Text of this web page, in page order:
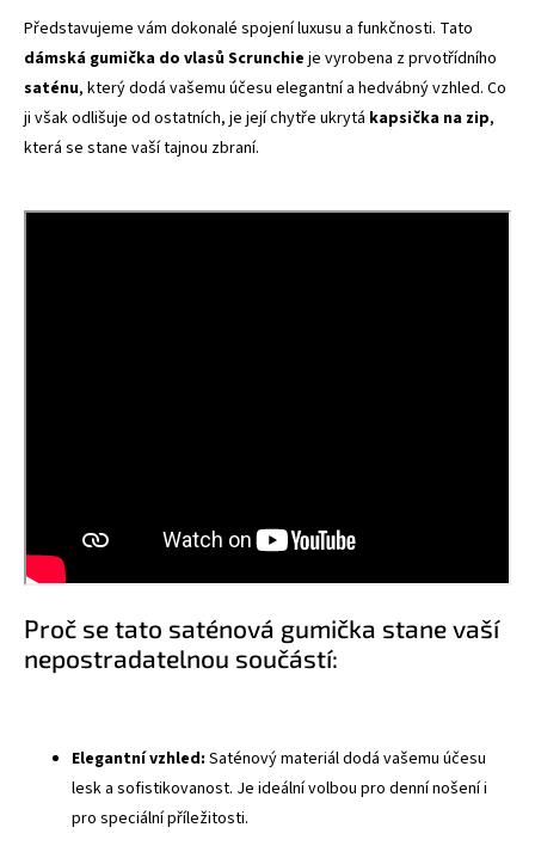
Představujeme vám dokonalé spojení luxusu a funkčnosti. Tato
dámská gumička do vlasů Scrunchie je vyrobena z prvotřídního
saténu, který dodá vašemu účesu elegantní a hedvábný vzhled. Co
ji však odlišuje od ostatních, je její chytře ukrytá kapsička na zip,
která se stane vaší tajnou zbraní.
Proč se tato saténová gumička stane vaší
nepostradatelnou součástí:
Elegantní vzhled: Saténový materiál dodá vašemu účesu
lesk a sofistikovanost. Je ideální volbou pro denní nošení i
pro speciální příležitosti.